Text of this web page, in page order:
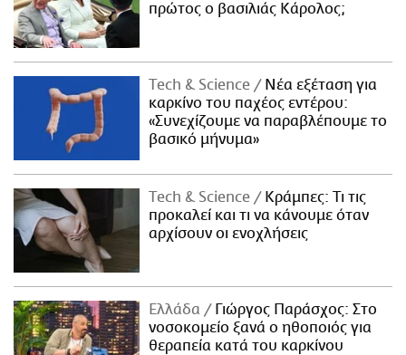
πρώτος ο βασιλιάς Κάρολος;
Τech & Science
Νέα εξέταση για
καρκίνο του παχέος εντέρου:
«Συνεχίζουμε να παραβλέπουμε το
βασικό μήνυμα»
Τech & Science
Κράμπες: Τι τις
προκαλεί και τι να κάνουμε όταν
αρχίσουν οι ενοχλήσεις
Ελλάδα
Γιώργος Παράσχος: Στο
νοσοκομείο ξανά ο ηθοποιός για
θεραπεία κατά του καρκίνου